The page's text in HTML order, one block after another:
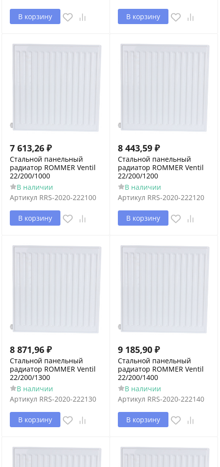
В корзину В корзину
7 613,26 ₽
Стальной панельный
радиатор ROMMER Ventil
22/200/1000
В наличии
Артикул RRS-2020-222100
В корзину
8 443,59 ₽
Стальной панельный
радиатор ROMMER Ventil
22/200/1200
В наличии
Артикул RRS-2020-222120
В корзину
8 871,96 ₽
Стальной панельный
радиатор ROMMER Ventil
22/200/1300
В наличии
Артикул RRS-2020-222130
В корзину
9 185,90 ₽
Стальной панельный
радиатор ROMMER Ventil
22/200/1400
В наличии
Артикул RRS-2020-222140
В корзину